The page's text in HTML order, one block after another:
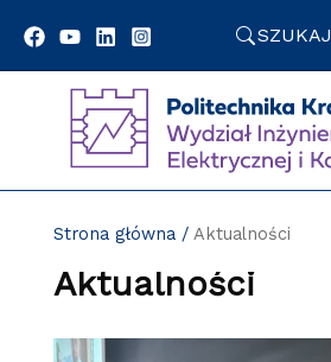
SZUKAJ
Strona główna/ Aktualności
Aktualności